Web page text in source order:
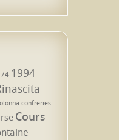
1994
confréries
Cours